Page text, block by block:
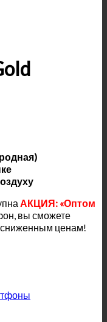
АКЦИЯ: «Оптом
вы сможете
сниженным ценам!